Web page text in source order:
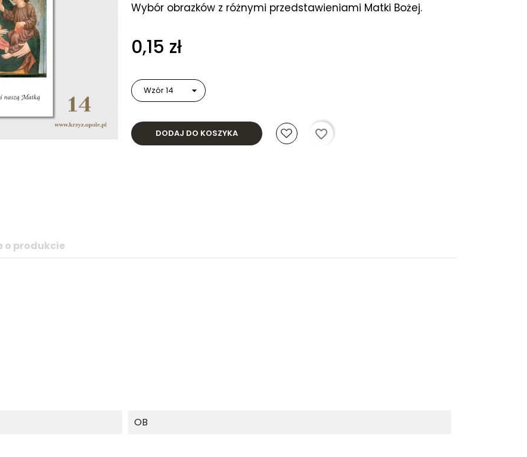
Wybór obrazków z różnymi przedstawieniami Matki Bożej.
0,15 zł
DODAJ DO KOSZYKA favorite_border
o produkcie
OB